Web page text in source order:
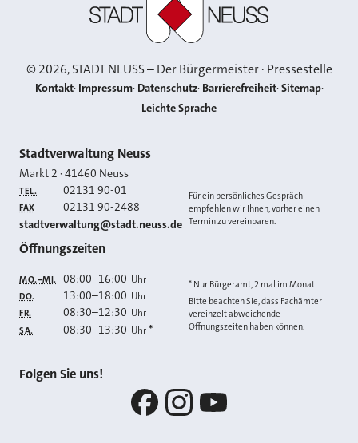
©2026, STADT NEUSS – Der Bürgermeister · Pressestelle
Kontakt Impressum Datenschutz Barrierefreiheit Sitemap
Leichte Sprache
Kontakt
Stadtverwaltung Neuss
Markt 2 ·41460 Neuss
TEL. 02131 90-01
FAX 02131 90-2488
E-MAIL
stadtverwaltung@stadt.neuss.de
Für ein persönliches Gespräch
empfehlen wir Ihnen, vorher einen
Termin zu vereinbaren.
Öffnungszeiten
MO.–MI. 08:00–16:00 Uhr
DO. 13:00–18:00 Uhr
FR. 08:30–12:30 Uhr
SA. 08:30–13:30 Uhr *
* Nur Bürgeramt, 2 mal im Monat
Bitte beachten Sie, dass Fachämter
vereinzelt abweichende
Öffnungszeiten haben können.
Folgen Sie uns!